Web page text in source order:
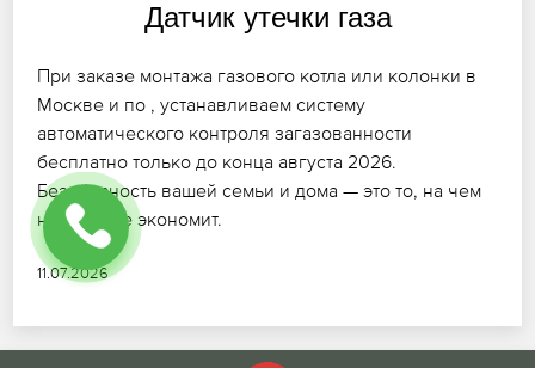
Датчик утечки газа
При заказе монтажа газового котла или колонки в
Москве и по , устанавливаем систему
автоматического контроля загазованности
бесплатно только до конца августа 2026.
Безопасность вашей семьи и дома — это то, на чем
никогда не экономит.
11.07.2026